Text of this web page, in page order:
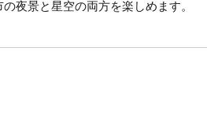
夜景と星空の両方を楽しめます。